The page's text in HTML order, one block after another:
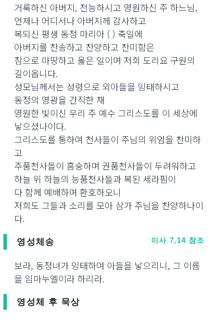
거룩하신 아버지, 전능하시고 영원하신 주 하느님,
언제나 어디서나 아버지께 감사하고
복되신 평생 동정 마리아 ( ) 축일에
아버지를 찬송하고 찬양하고 찬미함은
참으로 마땅하고 옳은 일이며 저희 도리요 구원의
길이옵니다.
성모님께서는 성령으로 외아들을 잉태하시고
동정의 영광을 간직한 채
영원한 빛이신 우리 주 예수 그리스도를 이 세상에
낳으셨나이다.
그리스도를 통하여 천사들이 주님의 위엄을 찬미하
고
주품천사들이 흠숭하며 권품천사들이 두려워하고
하늘 위 하늘의 능품천사들과 복된 세라핌이
다 함께 예배하며 환호하오니
저희도 그들과 소리를 모아 삼가 주님을 찬양하나이
다.
영성체송 이사 7,14 참조
보라, 동정녀가 잉태하여 아들을 낳으리니, 그 이름
을 임마누엘이라 하리라.
영성체 후 묵상